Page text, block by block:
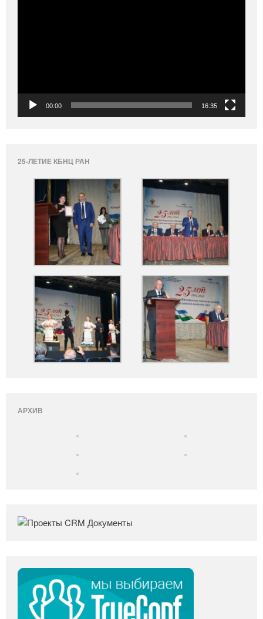
00:00 16:35
25-ЛЕТИЕ КБНЦ РАН
АРХИВ